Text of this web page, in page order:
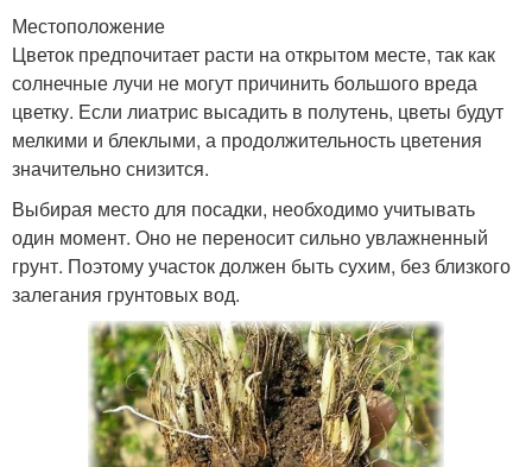
Местоположение
Цветок предпочитает расти на открытом месте, так как
солнечные лучи не могут причинить большого вреда
цветку. Если лиатрис высадить в полутень, цветы будут
мелкими и блеклыми, а продолжительность цветения
значительно снизится.
Выбирая место для посадки, необходимо учитывать
один момент. Оно не переносит сильно увлажненный
грунт. Поэтому участок должен быть сухим, без близкого
залегания грунтовых вод.